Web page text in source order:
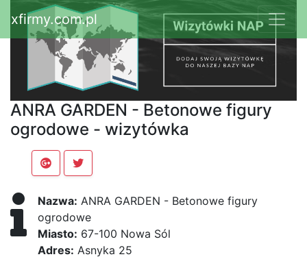
xfirmy.com.pl
ANRA GARDEN - Betonowe figury
ogrodowe - wizytówka
Nazwa: ANRA GARDEN - Betonowe figury
ogrodowe
Miasto: 67-100 Nowa Sól
Adres: Asnyka 25